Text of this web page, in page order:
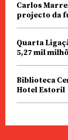
Carlos
projecto da
Quarta
5,27 mil
Biblioteca
Hotel Estoril